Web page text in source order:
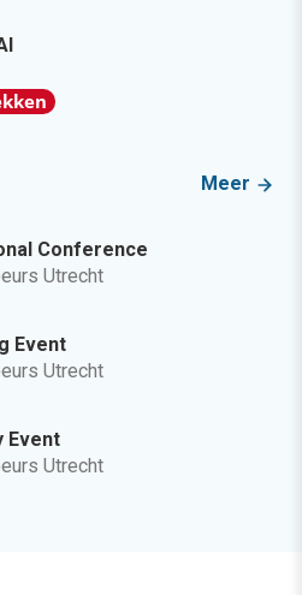
Meer
Conference
Utrecht
Event
Utrecht
Event
Utrecht